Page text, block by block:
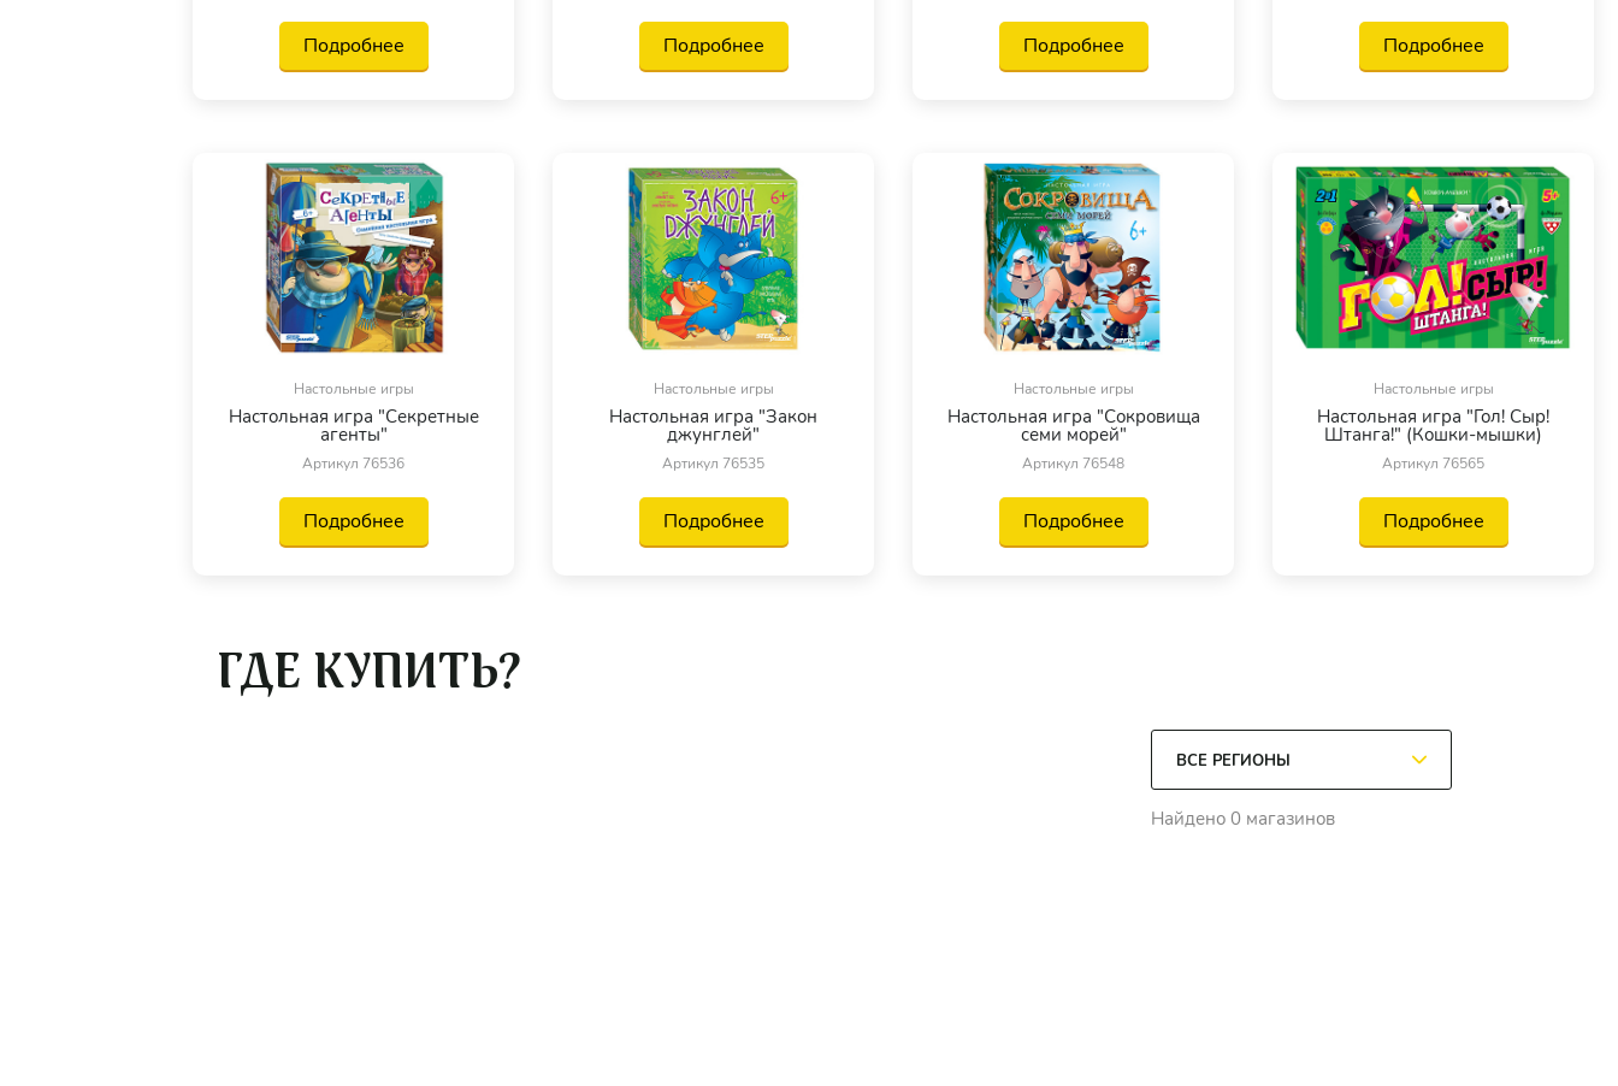
Подробнее Подробнее Подробнее Подробнее
Настольные игры
Настольная игра "Секретные
агенты"
Артикул 76536
Подробнее
Настольные игры
Настольная игра "Закон
джунглей"
Артикул 76535
Подробнее
Настольные игры
Настольная игра "Сокровища
семи морей"
Артикул 76548
Подробнее
Настольные игры
Настольная игра "Гол! Сыр!
Штанга!" (Кошки-мышки)
Артикул 76565
Подробнее
ГДЕ КУПИТЬ?
Найдено 0 магазинов